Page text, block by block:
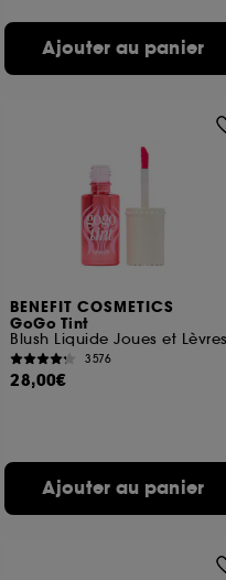
Ajouter au panier
BENEFIT COSMETICS
GoGo Tint
Blush Liquide Joues et Lèvres
3576
28,00€
Ajouter au panier